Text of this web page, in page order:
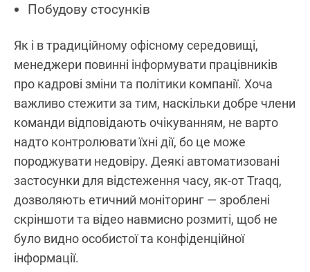
Побудову стосунків
Як і в традиційному офісному середовищі,
менеджери повинні інформувати працівників
про кадрові зміни та політики компанії. Хоча
важливо стежити за тим, наскільки добре члени
команди відповідають очікуванням, не варто
надто контролювати їхні дії, бо це може
породжувати недовіру. Деякі автоматизовані
застосунки для відстеження часу, як-от Traqq,
дозволяють етичний моніторинг — зроблені
скріншоти та відео навмисно розмиті, щоб не
було видно особистої та конфіденційної
інформації.